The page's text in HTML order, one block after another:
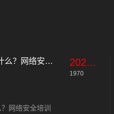
转行网络安全需要学什么？网络安全培训方案
网络安全培训
2023-11-07
1970